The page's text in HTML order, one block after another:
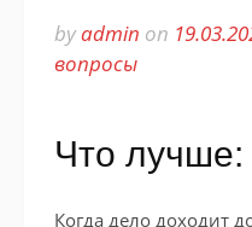
byadmin on
вопросы
Что лучше:
Когда дело доходит